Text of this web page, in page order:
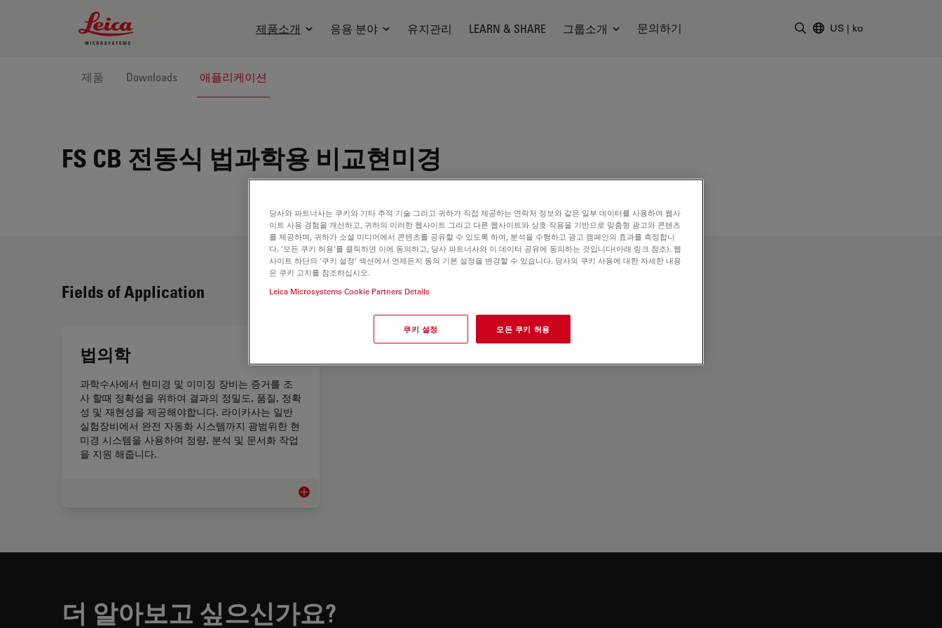
Leica Microsystems Logo
제품소개 응용 분야 유지관리 LEARN & SHARE 그룹소개 문의하기 US | ko
제품 Downloads 애플리케이션
FS CB 전동식 법과학용 비교현미경
Fields of Application
법의학
과학수사에서 현미경 및 이미징 장비는 증거를 조
사 할때 정확성을 위하여 결과의 정밀도, 품질, 정확
성 및 재현성을 제공해야합니다. 라이카사는 일반
실험장비에서 완전 자동화 시스템까지 광범위한 현
미경 시스템을 사용하여 정량, 분석 및 문서화 작업
을 지원 해줍니다.
법의학
더 알아보고 싶으신가요?
당사와 파트너사는 쿠키와 기타 추적 기술 그리고 귀하가 직접 제공하는 연락처 정보와 같은 일부 데이터를 사용하여 웹사
이트 사용 경험을 개선하고, 귀하의 이러한 웹사이트 그리고 다른 웹사이트와 상호 작용을 기반으로 맞춤형 광고와 콘텐츠
를 제공하며, 귀하가 소셜 미디어에서 콘텐츠를 공유할 수 있도록 하여, 분석을 수행하고 광고 캠페인의 효과를 측정합니
다. '모든 쿠키 허용'를 클릭하면 이에 동의하고, 당사 파트너사와 이 데이터 공유에 동의하는 것입니다(아래 링크 참조). 웹
사이트 하단의 '쿠키 설정' 섹션에서 언제든지 동의 기본 설정을 변경할 수 있습니다. 당사의 쿠키 사용에 대한 자세한 내용
은 쿠키 고지를 참조하십시오.
Leica Microsystems Cookie Partners Details
쿠키 설정 모든 쿠키 허용